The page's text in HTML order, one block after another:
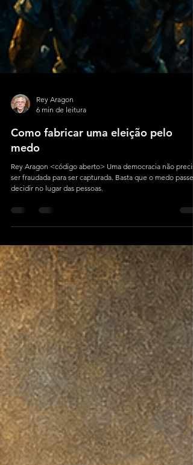
Rey Aragon
6 min de leitura
Como fabricar uma eleição pelo
medo
Rey Aragon <código aberto> Uma democracia não
ser fraudada para ser capturada. Basta que o medo passe